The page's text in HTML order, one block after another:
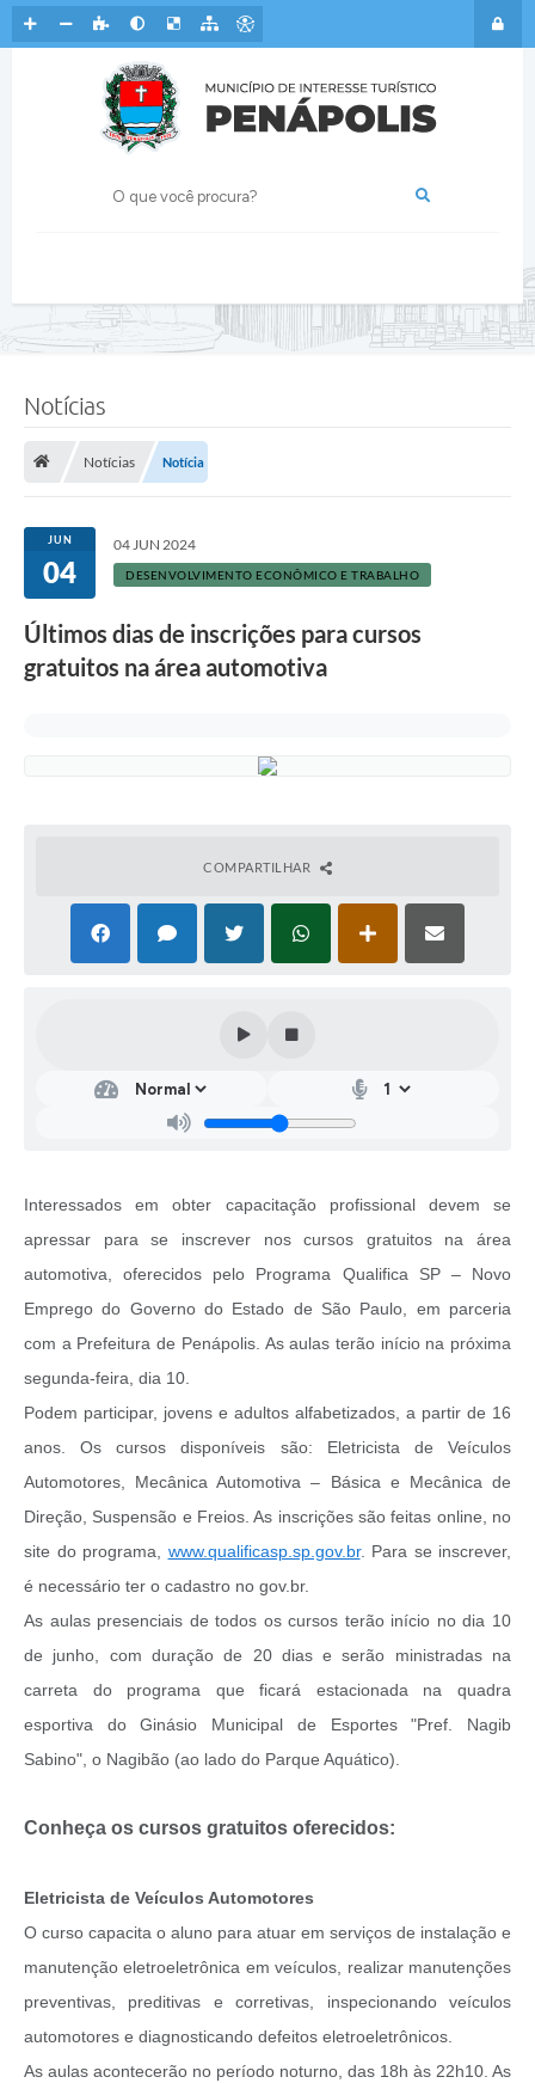
Notícias
Notícias Notícia
JUN
04
04 JUN 2024
DESENVOLVIMENTO ECONÔMICO E TRABALHO
Últimos dias de inscrições para cursos
gratuitos na área automotiva
COMPARTILHAR
Interessados em obter capacitação profissional devem se
apressar para se inscrever nos cursos gratuitos na área
automotiva, oferecidos pelo Programa Qualifica SP – Novo
Emprego do Governo do Estado de São Paulo, em parceria
com a Prefeitura de Penápolis. As aulas terão início na próxima
segunda-feira, dia 10.
Podem participar, jovens e adultos alfabetizados, a partir de 16
anos. Os cursos disponíveis são: Eletricista de Veículos
Automotores, Mecânica Automotiva – Básica e Mecânica de
Direção, Suspensão e Freios. As inscrições são feitas online, no
site do programa, www.qualificasp.sp.gov.br. Para se inscrever,
é necessário ter o cadastro no gov.br.
As aulas presenciais de todos os cursos terão início no dia 10
de junho, com duração de 20 dias e serão ministradas na
carreta do programa que ficará estacionada na quadra
esportiva do Ginásio Municipal de Esportes "Pref. Nagib
Sabino", o Nagibão (ao lado do Parque Aquático).
Conheça os cursos gratuitos oferecidos:
Eletricista de Veículos Automotores
O curso capacita o aluno para atuar em serviços de instalação e
manutenção eletroeletrônica em veículos, realizar manutenções
preventivas, preditivas e corretivas, inspecionando veículos
automotores e diagnosticando defeitos eletroeletrônicos.
As aulas acontecerão no período noturno, das 18h às 22h10. As